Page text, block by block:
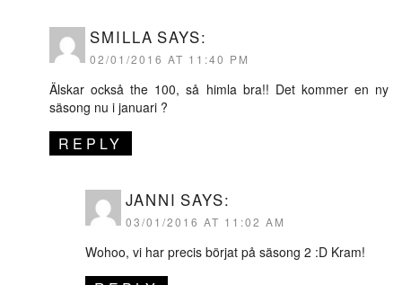
SMILLA SAYS:
02/01/2016 AT 11:40 PM
Älskar också the 100, så himla bra!! Det kommer en ny
säsong nu i januari ?
REPLY
JANNI SAYS:
03/01/2016 AT 11:02 AM
Wohoo, vi har precis börjat på säsong 2 :D Kram!